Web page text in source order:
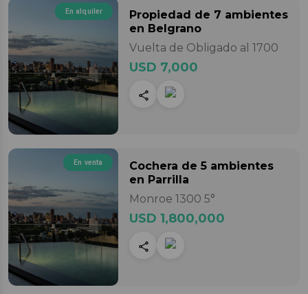
En alquiler Propiedad de 7 ambientes
en Belgrano
Vuelta de Obligado al 1700
USD 7,000
En venta Cochera de 5 ambientes
en Parrilla
Monroe 1300 5°
USD 1,800,000